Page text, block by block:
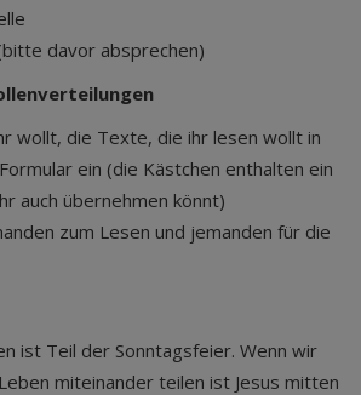
davor absprechen)
wollt, die Texte, die ihr lesen wollt in
ein (die Kästchen enthalten ein
auch übernehmen könnt)
zum Lesen und jemanden für die
ist Teil der Sonntagsfeier. Wenn wir
miteinander teilen ist Jesus mitten